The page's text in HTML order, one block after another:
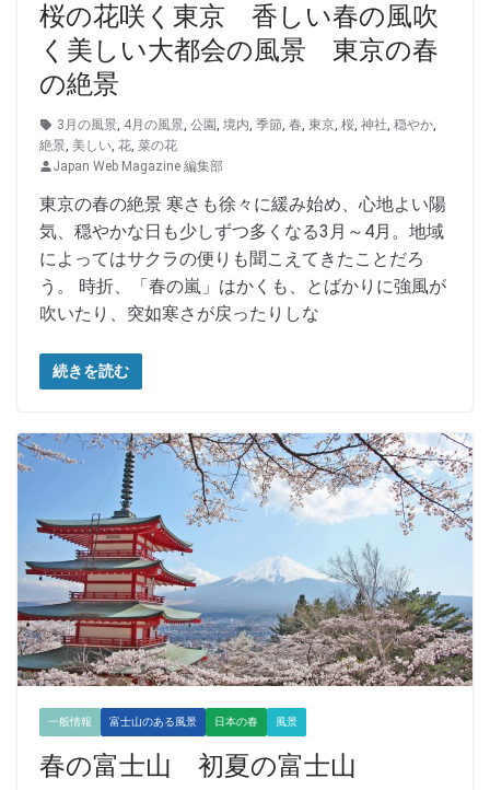
桜の花咲く東京 香しい春の風吹
く美しい大都会の風景 東京の春
の絶景
3月の風景 4月の風景 公園 境内 季節 春 東京 桜 神社 穏やか
絶景 美しい 花 菜の花
Japan Web Magazine 編集部
東京の春の絶景 寒さも徐々に緩み始め、心地よい陽
気、穏やかな日も少しずつ多くなる3月～4月。地域
によってはサクラの便りも聞こえてきたことだろ
う。 時折、「春の嵐」はかくも、とばかりに強風が
吹いたり、突如寒さが戻ったりしな
続きを読む
一般情報 富士山のある風景 日本の春 風景
春の富士山 初夏の富士山